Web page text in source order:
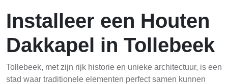
Installeer een Houten
Dakkapel in Tollebeek
Tollebeek, met zijn rijk historie en unieke architectuur, is een
stad waar traditionele elementen perfect samen kunnen